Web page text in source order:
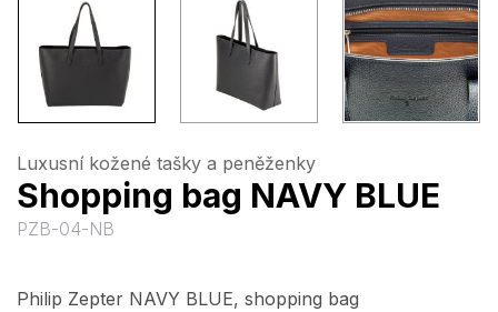
Luxusní kožené tašky a peněženky
Shopping bag NAVY BLUE
PZB-04-NB
Philip Zepter NAVY BLUE, shopping bag